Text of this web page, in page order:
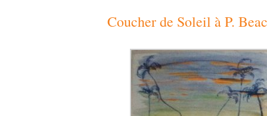
Coucher de Soleil à P.